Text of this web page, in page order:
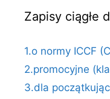
Zapisy ciągłe
1.o normy ICCF
2.promocyjne
3.dla